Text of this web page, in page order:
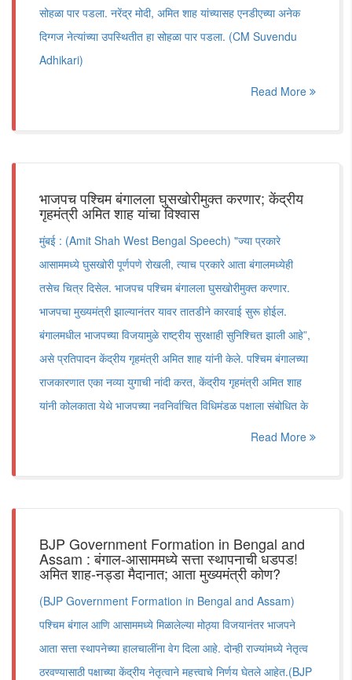
सोहळा पार पडला. नरेंद्र मोदी, अमित शाह यांच्यासह एनडीएच्या अनेक
दिग्गज नेत्यांच्या उपस्थितीत हा सोहळा पार पडला. (CM Suvendu
Adhikari)
Read More
भाजपच पश्चिम बंगालला घुसखोरीमुक्त करणार; केंद्रीय
गृहमंत्री अमित शाह यांचा विश्वास
मुंबई : (Amit Shah West Bengal Speech) "ज्या प्रकारे
आसाममध्ये घुसखोरी पूर्णपणे रोखली, त्याच प्रकारे आता बंगालमध्येही
तसेच चित्र दिसेल. भाजपच पश्चिम बंगालला घुसखोरीमुक्त करणार.
भाजपचा मुख्यमंत्री झाल्यानंतर यावर तातडीने कारवाई सुरू होईल.
बंगालमधील भाजपच्या विजयामुळे राष्ट्रीय सुरक्षाही सुनिश्चित झाली आहे”,
असे प्रतिपादन केंद्रीय गृहमंत्री अमित शाह यांनी केले. पश्चिम बंगालच्या
राजकारणात एका नव्या युगाची नांदी करत, केंद्रीय गृहमंत्री अमित शाह
यांनी कोलकाता येथे भाजपच्या नवनिर्वाचित विधिमंडळ पक्षाला संबोधित के
Read More
BJP Government Formation in Bengal and
Assam : बंगाल-आसाममध्ये सत्ता स्थापनाची धडपड!
अमित शाह-नड्डा मैदानात; आता मुख्यमंत्री कोण?
(BJP Government Formation in Bengal and Assam)
पश्चिम बंगाल आणि आसाममध्ये मिळालेल्या मोठ्या विजयानंतर भाजपने
आता सत्ता स्थापनेच्या हालचालींना वेग दिला आहे. दोन्ही राज्यांमध्ये नेतृत्व
ठरवण्यासाठी पक्षाच्या केंद्रीय नेतृत्वाने महत्त्वाचे निर्णय घेतले आहेत.(BJP